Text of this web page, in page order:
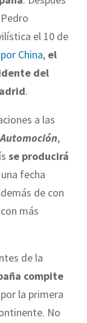
el 10 de
China, el
del
.
a las
,
se producirá
fecha
de con
más
de la
compite
por la primera
No